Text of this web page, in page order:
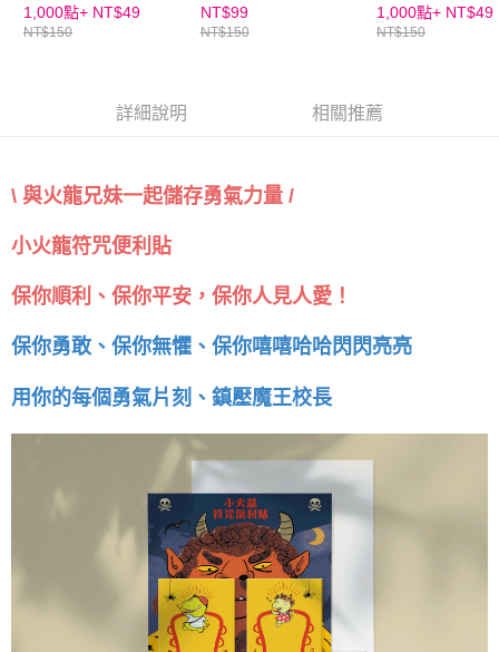
５．嚴禁一人註冊多個帳號或使用他人資訊註冊。若發現惡意使用之情形，
恩沛科技股份有限公司將有權停止該用戶之使用額度並採取法律行動。
款
1,000點+ NT$49
NT$150
NT$99
NT$150
款
1,000點+ NT$49
NT$150
詳細說明 相關推薦
\ 與火龍兄妹一起儲存勇氣力量 /
小火龍符咒便利貼
保你順利、保你平安，保你人見人愛！
保你勇敢、保你無懼、保你嘻嘻哈哈閃閃亮亮
用你的每個勇氣片刻、鎮壓魔王校長